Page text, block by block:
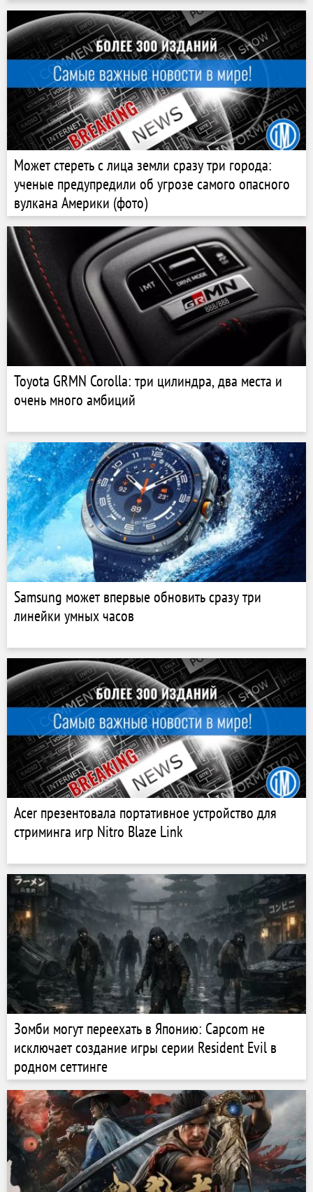
Может стереть с лица земли сразу три города:
ученые предупредили об угрозе самого опасного
вулкана Америки (фото)
Toyota GRMN Corolla: три цилиндра, два места и
очень много амбиций
Samsung может впервые обновить сразу три
линейки умных часов
Acer презентовала портативное устройство для
стриминга игр Nitro Blaze Link
Зомби могут переехать в Японию: Capcom не
исключает создание игры серии Resident Evil в
родном сеттинге